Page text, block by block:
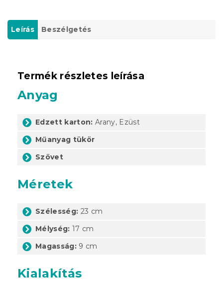
Leírás Beszélgetés
Termék részletes leírása
Anyag
Edzett karton: Arany, Ezüst
Műanyag tükör
Szövet
Méretek
Szélesség: 23 cm
Mélység: 17 cm
Magasság: 9 cm
Kialakítás